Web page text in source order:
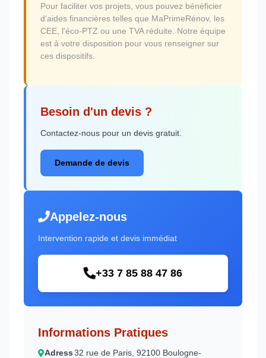
Pour faciliter vos projets, vous pouvez bénéficier
d'aides financières telles que MaPrimeRénov, les
CEE, l'éco-PTZ ou une TVA réduite. Notre équipe
est à votre disposition pour vous renseigner sur
ces dispositifs.
Besoin d'un devis ?
Contactez-nous pour un devis gratuit.
Demande de devis
Appelez-nous
Intervention rapide et devis immédiat
+33 7 85 88 47 86
Informations Pratiques
Adress 32 rue de Paris, 92100 Boulogne-